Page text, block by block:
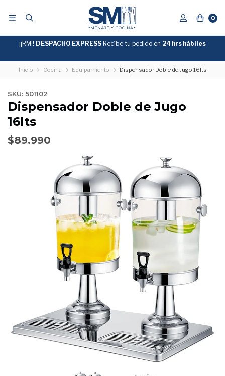
0
GRATIS
SOBRE
¡¡RM!! DESPACHO EXPRESS Recíbe tu pedido en 24 hrs hábiles
Inicio Cocina Equipamiento Dispensador Doble de Jugo 16lts
SKU: 501102
Dispensador Doble de Jugo
16lts
$89.990